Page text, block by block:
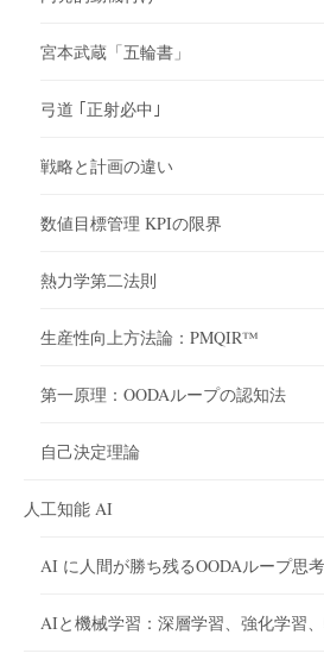
宮本武蔵「五輪書」
弓道 ｢正射必中｣
戦略と計画の違い
数値目標管理 KPIの限界
熱力学第二法則
生産性向上方法論：PMQIR™
第一原理：OODAループの認知法
自己決定理論
人工知能 AI
AI に人間が勝ち残るOODAループ思考
AIと機械学習：深層学習、強化学習